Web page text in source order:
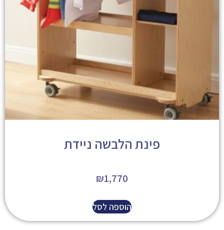
פינת הלבשה ניידת
₪1,770
הוספה לסל